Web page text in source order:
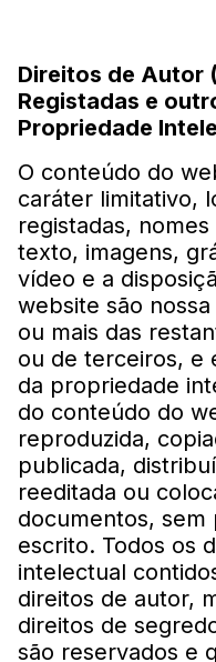
Direitos de Autor
Registadas e
Propriedade
O conteúdo do
caráter limitativo,
registadas,
texto, imagens,
vídeo e a
website são
ou mais das
ou de terceiros, e
da propriedade
do conteúdo do
reproduzida,
publicada,
reeditada ou
documentos,
escrito. Todos os
intelectual
direitos de autor,
direitos de
são reservados e